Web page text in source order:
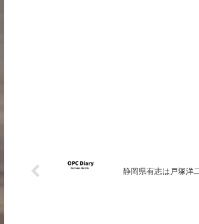
静岡県有志は戸塚洋